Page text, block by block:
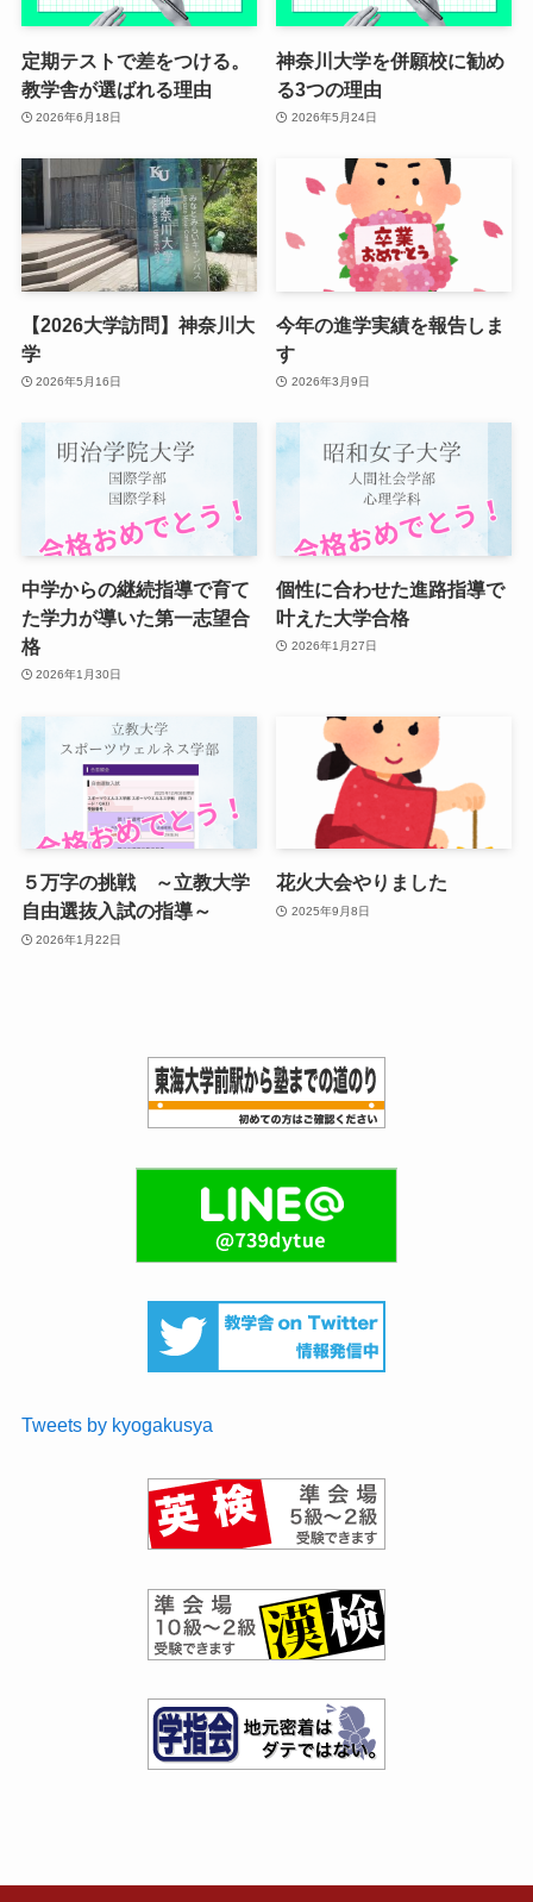
定期テストで差をつける。
教学舎が選ばれる理由
2026年6月18日
神奈川大学を併願校に勧め
る3つの理由
2026年5月24日
【2026大学訪問】神奈川大
学
2026年5月16日
今年の進学実績を報告しま
す
2026年3月9日
中学からの継続指導で育て
た学力が導いた第一志望合
格
2026年1月30日
個性に合わせた進路指導で
叶えた大学合格
2026年1月27日
５万字の挑戦 ～立教大学
自由選抜入試の指導～
2026年1月22日
花火大会やりました
2025年9月8日
Tweets by kyogakusya